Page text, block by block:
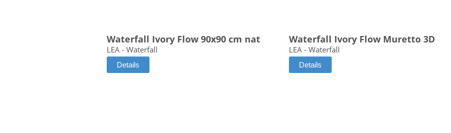
Waterfall Ivory Flow 90x90 cm nat
LEA - Waterfall
Details
Waterfall Ivory Flow Muretto 3D
LEA - Waterfall
Details